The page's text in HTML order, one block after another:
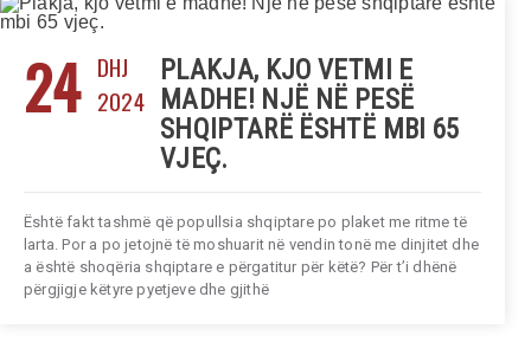
24 DHJ
2024
PLAKJA, KJO VETMI E
MADHE! NJË NË PESË
SHQIPTARË ËSHTË MBI 65
VJEÇ.
Është fakt tashmë që popullsia shqiptare po plaket me ritme të
larta. Por a po jetojnë të moshuarit në vendin tonë me dinjitet dhe
a është shoqëria shqiptare e përgatitur për këtë? Për t’i dhënë
përgjigje këtyre pyetjeve dhe gjithë